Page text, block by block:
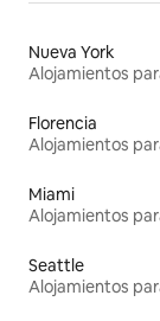
Nueva York
Florencia
Miami
Seattle